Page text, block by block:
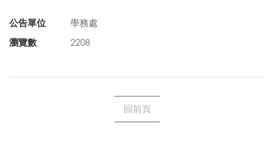
公告單位
學務處
瀏覽數
2208
回前頁